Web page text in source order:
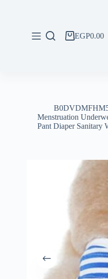
عربةEGP0.00
Menstruation
Pant Diaper Sanitary